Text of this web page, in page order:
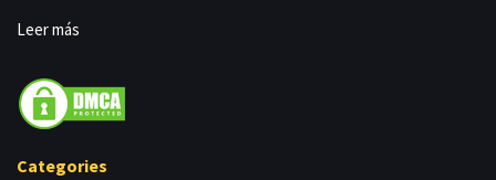
Leer más
Categories